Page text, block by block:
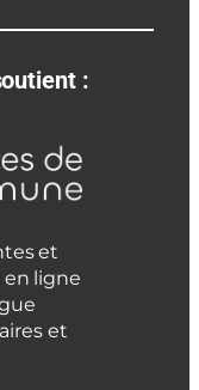
:
et
en ligne
et